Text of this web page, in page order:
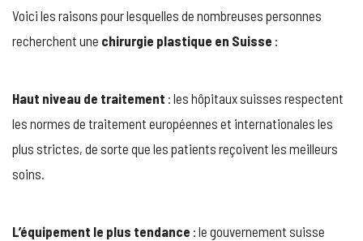
Voici les raisons pour lesquelles de nombreuses personnes
recherchent une chirurgie plastique en Suisse :
Haut niveau de traitement : les hôpitaux suisses respectent
les normes de traitement européennes et internationales les
plus strictes, de sorte que les patients reçoivent les meilleurs
soins.
L’équipement le plus tendance : le gouvernement suisse